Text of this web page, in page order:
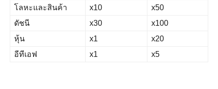
โลหะและสินค้า
x10
x50
ดัชนี
x30
x100
หุ้น
x1
x20
อีทีเอฟ
x1 x5